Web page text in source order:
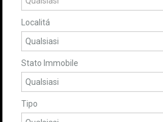
Localitá
Stato Immobile
Tipo